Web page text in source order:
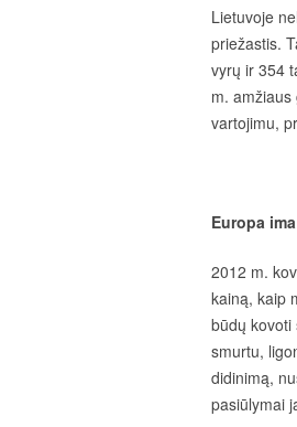
Lietuvoje
priežastis.
vyrų ir 354
m.
vartojimu,
Europa
2012 m.
kainą, kaip
būdų kovoti
smurtu,
didinimą,
pasiūlymai